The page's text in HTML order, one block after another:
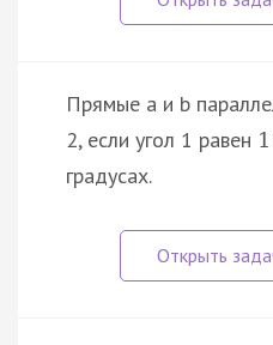
Прямые a и b
2, если угол 1 равен
градусах.